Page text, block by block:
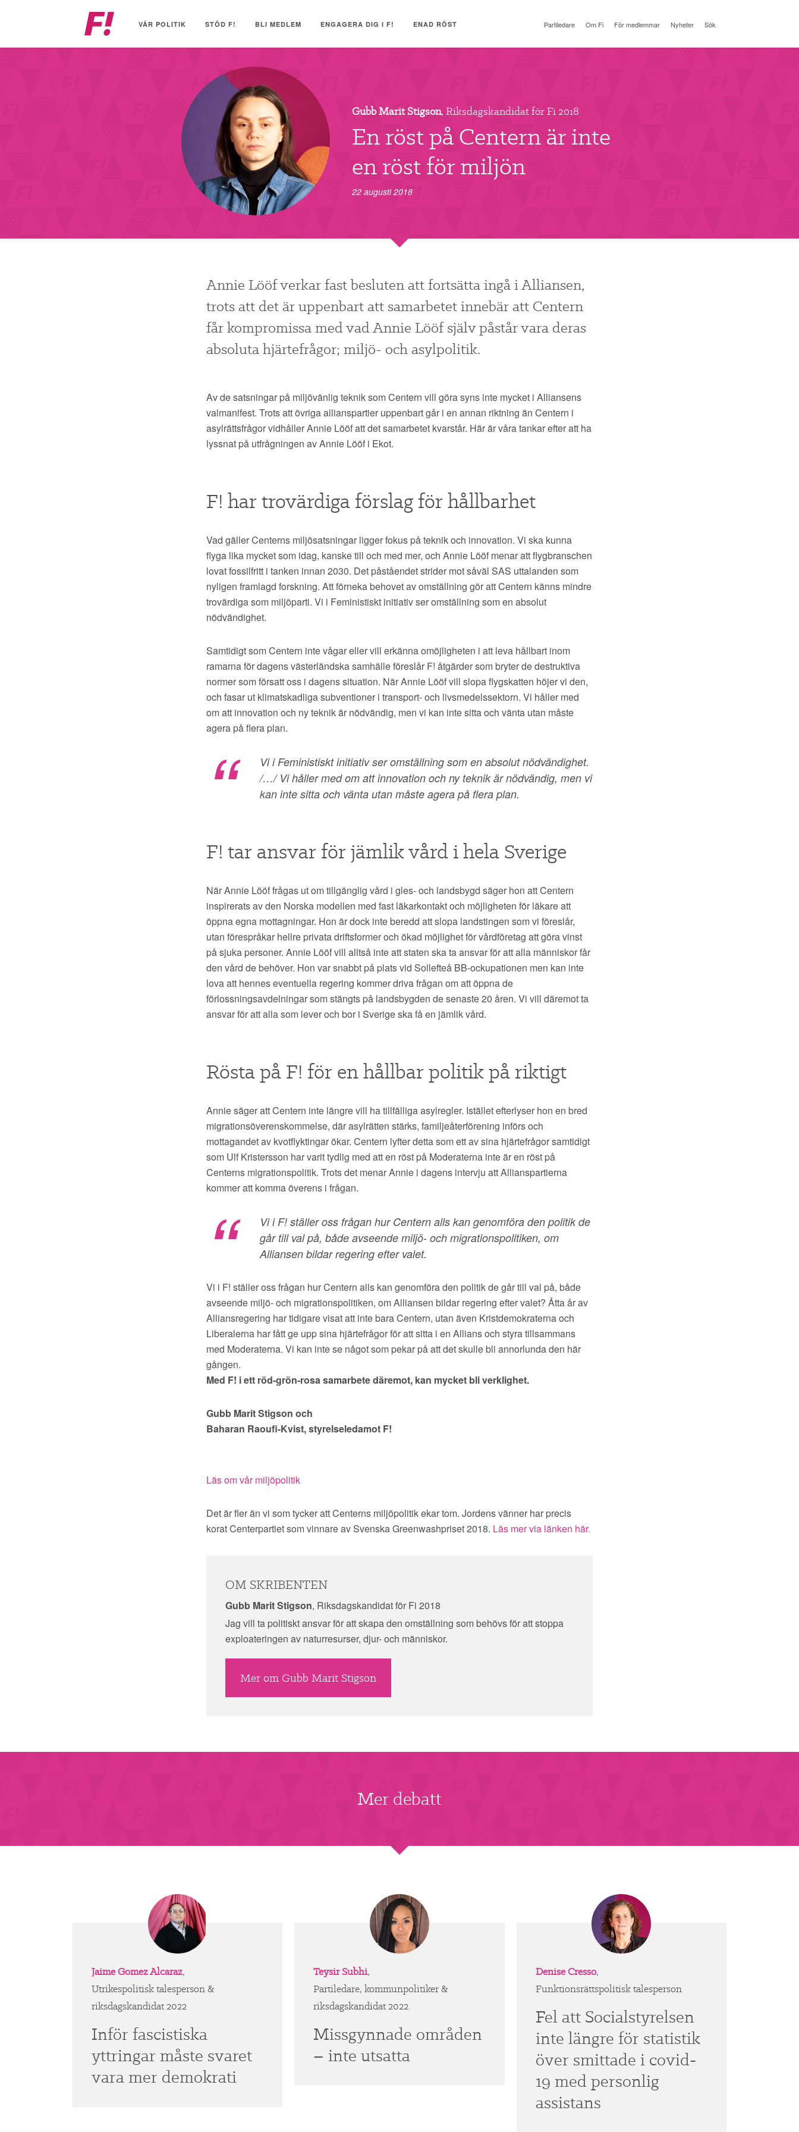
initiativ
VÅR POLITIK STÖD F! BLI MEDLEM ENGAGERA DIG I F! ENAD RÖST Partiledare Om Fi För medlemmar Nyheter Sök
Gubb Marit Stigson, Riksdagskandidat för Fi 2018
En röst på Centern är inte
en röst för miljön
22 augusti 2018
Annie Lööf verkar fast besluten att fortsätta ingå i Alliansen,
trots att det är uppenbart att samarbetet innebär att Centern
får kompromissa med vad Annie Lööf själv påstår vara deras
absoluta hjärtefrågor; miljö- och asylpolitik.
Av de satsningar på miljövänlig teknik som Centern vill göra syns inte mycket i Alliansens
valmanifest. Trots att övriga allianspartier uppenbart går i en annan riktning än Centern i
asylrättsfrågor vidhåller Annie Lööf att det samarbetet kvarstår. Här är våra tankar efter att ha
lyssnat på utfrågningen av Annie Lööf i Ekot.
F! har trovärdiga förslag för hållbarhet
Vad gäller Centerns miljösatsningar ligger fokus på teknik och innovation. Vi ska kunna
flyga lika mycket som idag, kanske till och med mer, och Annie Lööf menar att flygbranschen
lovat fossilfritt i tanken innan 2030. Det påståendet strider mot såväl SAS uttalanden som
nyligen framlagd forskning. Att förneka behovet av omställning gör att Centern känns mindre
trovärdiga som miljöparti. Vi i Feministiskt initiativ ser omställning som en absolut
nödvändighet.
Samtidigt som Centern inte vågar eller vill erkänna omöjligheten i att leva hållbart inom
ramarna för dagens västerländska samhälle föreslår F! åtgärder som bryter de destruktiva
normer som försatt oss i dagens situation. När Annie Lööf vill slopa flygskatten höjer vi den,
och fasar ut klimatskadliga subventioner i transport- och livsmedelssektorn. Vi håller med
om att innovation och ny teknik är nödvändig, men vi kan inte sitta och vänta utan måste
agera på flera plan.
Vi i Feministiskt initiativ ser omställning som en absolut nödvändighet.
/…/ Vi håller med om att innovation och ny teknik är nödvändig, men vi
kan inte sitta och vänta utan måste agera på flera plan.
F! tar ansvar för jämlik vård i hela Sverige
När Annie Lööf frågas ut om tillgänglig vård i gles- och landsbygd säger hon att Centern
inspirerats av den Norska modellen med fast läkarkontakt och möjligheten för läkare att
öppna egna mottagningar. Hon är dock inte beredd att slopa landstingen som vi föreslår,
utan förespråkar hellre privata driftsformer och ökad möjlighet för vårdföretag att göra vinst
på sjuka personer. Annie Lööf vill alltså inte att staten ska ta ansvar för att alla människor får
den vård de behöver. Hon var snabbt på plats vid Sollefteå BB-ockupationen men kan inte
lova att hennes eventuella regering kommer driva frågan om att öppna de
förlossningsavdelningar som stängts på landsbygden de senaste 20 åren. Vi vill däremot ta
ansvar för att alla som lever och bor i Sverige ska få en jämlik vård.
Rösta på F! för en hållbar politik på riktigt
Annie säger att Centern inte längre vill ha tillfälliga asylregler. Istället efterlyser hon en bred
migrationsöverenskommelse, där asylrätten stärks, familjeåterförening införs och
mottagandet av kvotflyktingar ökar. Centern lyfter detta som ett av sina hjärtefrågor samtidigt
som Ulf Kristersson har varit tydlig med att en röst på Moderaterna inte är en röst på
Centerns migrationspolitik. Trots det menar Annie i dagens intervju att Allianspartierna
kommer att komma överens i frågan.
Vi i F! ställer oss frågan hur Centern alls kan genomföra den politik de
går till val på, både avseende miljö- och migrationspolitiken, om
Alliansen bildar regering efter valet.
Vi i F! ställer oss frågan hur Centern alls kan genomföra den politik de går till val på, både
avseende miljö- och migrationspolitiken, om Alliansen bildar regering efter valet? Åtta år av
Alliansregering har tidigare visat att inte bara Centern, utan även Kristdemokraterna och
Liberalerna har fått ge upp sina hjärtefrågor för att sitta i en Allians och styra tillsammans
med Moderaterna. Vi kan inte se något som pekar på att det skulle bli annorlunda den här
gången.
Med F! i ett röd-grön-rosa samarbete däremot, kan mycket bli verklighet.
Gubb Marit Stigson och
Baharan Raoufi-Kvist, styrelseledamot F!
Läs om vår miljöpolitik
Det är fler än vi som tycker att Centerns miljöpolitik ekar tom. Jordens vänner har precis
korat Centerpartiet som vinnare av Svenska Greenwashpriset 2018. Läs mer via länken här.
OM SKRIBENTEN
Gubb Marit Stigson, Riksdagskandidat för Fi 2018
Jag vill ta politiskt ansvar för att skapa den omställning som behövs för att stoppa
exploateringen av naturresurser, djur- och människor.
Mer om Gubb Marit Stigson
Mer debatt
Jaime Gomez Alcaraz,
Utrikespolitisk talesperson &
riksdagskandidat 2022
Inför fascistiska
yttringar måste svaret
vara mer demokrati
Teysir Subhi,
Partiledare, kommunpolitiker &
riksdagskandidat 2022.
Missgynnade områden
– inte utsatta
Denise Cresso,
Funktionsrättspolitisk talesperson
Fel att Socialstyrelsen
inte längre för statistik
över smittade i covid-
19 med personlig
assistans